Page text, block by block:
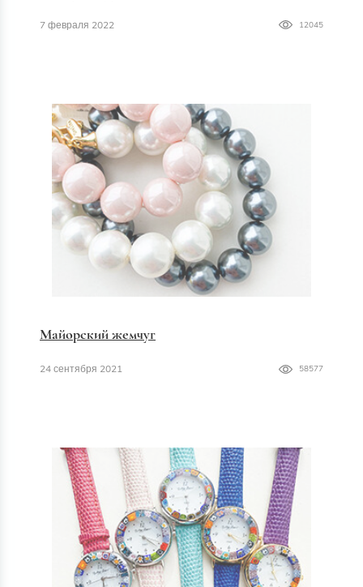
7 февраля 2022 12045
Майорский жемчуг
24 сентября 2021 58577